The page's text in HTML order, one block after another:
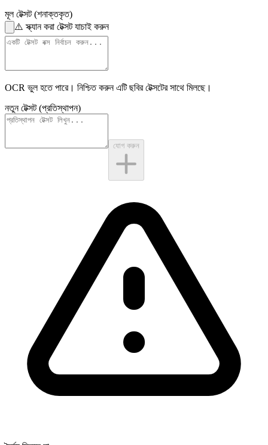
মূল টেক্সট (শনাক্তকৃত)
⚠️স্ক্যান করা টেক্সট যাচাই করুন
OCR ভুল হতে পারে। নিশ্চিত করুন এটি ছবির টেক্সটের সাথে মিলছে।
নতুন টেক্সট (প্রতিস্থাপন)
যোগ করুন